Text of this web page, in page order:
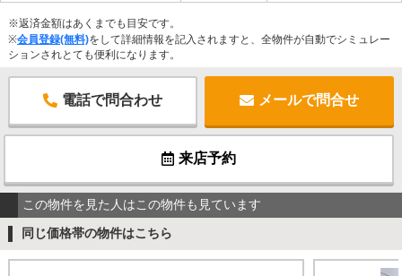
※返済金額はあくまでも目安です。
※会員登録(無料)をして詳細情報を記入されますと、全物件が自動でシミュレー
ションされとても便利になります。
電話で問合わせ メールで問合せ
来店予約
この物件を見た人はこの物件も見ています
同じ価格帯の物件はこちら